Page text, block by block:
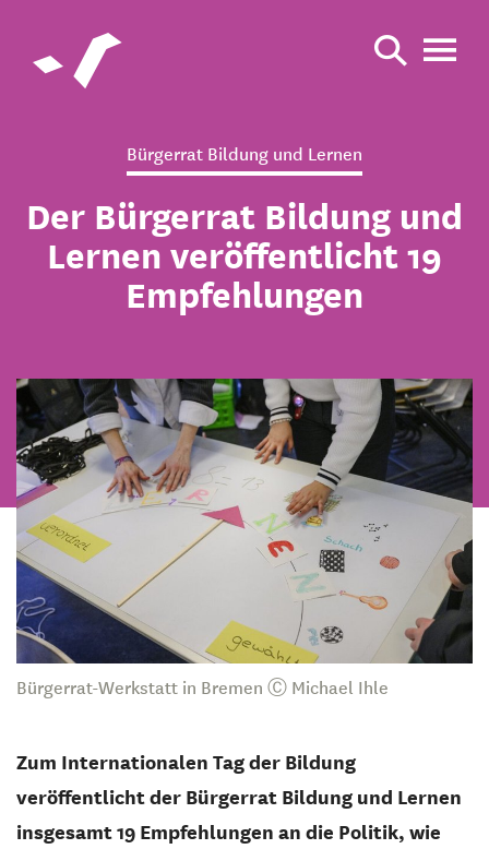
Bürgerrat Bildung und Lernen
Der Bürgerrat Bildung und
Lernen veröffentlicht 19
Empfehlungen
Bürgerrat-Werkstatt in Bremen Ⓒ Michael Ihle
Zum Internationalen Tag der Bildung
veröffentlicht der Bürgerrat Bildung und Lernen
insgesamt 19 Empfehlungen an die Politik, wie